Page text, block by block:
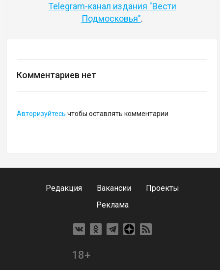
Telegram-канал издания "Вести
Подмосковья".
Комментариев нет
Авторизуйтесь чтобы оставлять комментарии
Редакция Вакансии
Проекты
Реклама
18+